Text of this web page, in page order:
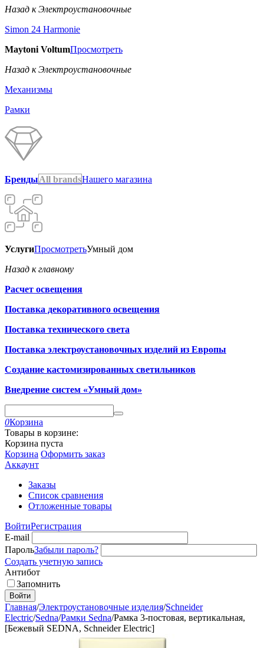
Назад к Электроустановочные
Simon 24 Harmonie
Maytoni VoltumПросмотреть
Назад к Электроустановочные
Механизмы
Рамки
БрендыAll brandsНашего магазина
УслугиПросмотретьУмный дом
Назад к главному
Расчет освещения
Поставка декоративного освещения
Поставка технического света
Поставка электроустановочных изделий из Европы
Создание кастомизированных светильников
Внедрение систем «Умный дом»
0Корзина
Товары в корзине:
Корзина пуста
Корзина Оформить заказ
Аккаунт
Заказы
Список сравнения
Отложенные товары
ВойтиРегистрация
E-mail
ПарольЗабыли пароль?
Создать учетную запись
Антибот
Запомнить
Войти
Главная/Электроустановочные изделия/Schneider
Electric/Sedna/Рамки Sedna/Рамка 3-постовая, вертикальная,
[Бежевый SEDNA, Schneider Electric]